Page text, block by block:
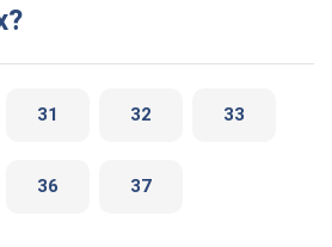
31 32 33
36 37